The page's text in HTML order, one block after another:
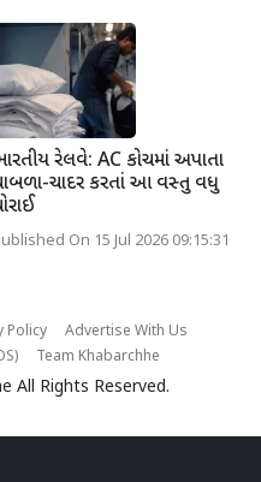
રેલવે: AC કોચમાં અપાતા
ચાદર કરતાં આ વસ્તુ વધુ
On 15 Jul 2026 09:15:31
Policy
Advertise With Us
Team Khabarchhe
All Rights Reserved.